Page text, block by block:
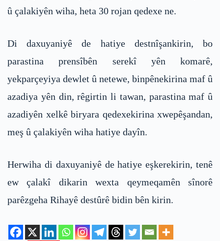
û çalakiyên wiha, heta 30 rojan qedexe ne.
Di daxuyaniyê de hatiye destnîşankirin, bo
parastina prensîbên serekî yên komarê,
yekparçeyiya dewlet û netewe, binpênekirina maf û
azadiya yên din, rêgirtin li tawan, parastina maf û
azadiyên xelkê biryara qedexekirina xwepêşandan,
meş û çalakiyên wiha hatiye dayîn.
Herwiha di daxuyaniyê de hatiye eşkerekirin, tenê
ew çalakî dikarin wexta qeymeqamên sînorê
parêzgeha Rihayê destûrê bidin bên kirin.